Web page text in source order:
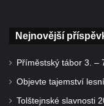
Nejnovější
Příměstský tábor 3. –
Objevte tajemství
Tolštejnské slavnosti